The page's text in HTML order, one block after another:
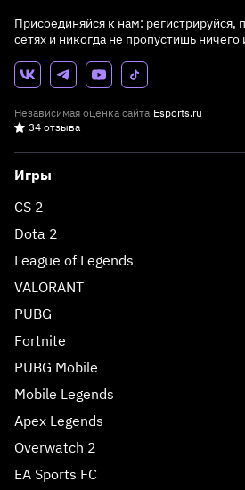
Присоединяйся к нам: регистрируйся,
сетях и никогда не пропустишь ничего
Независимая оценка сайта Esports.ru
34 отзыва
Игры
CS 2
Dota 2
League of Legends
VALORANT
PUBG
Fortnite
PUBG Mobile
Mobile Legends
Apex Legends
Overwatch 2
EA Sports FC